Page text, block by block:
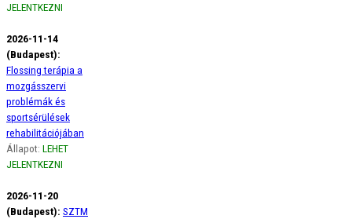
JELENTKEZNI
2026-11-14
(Budapest):
Flossing terápia a
mozgásszervi
problémák és
sportsérülések
rehabilitációjában
Állapot: LEHET
JELENTKEZNI
2026-11-20
(Budapest): SZTM